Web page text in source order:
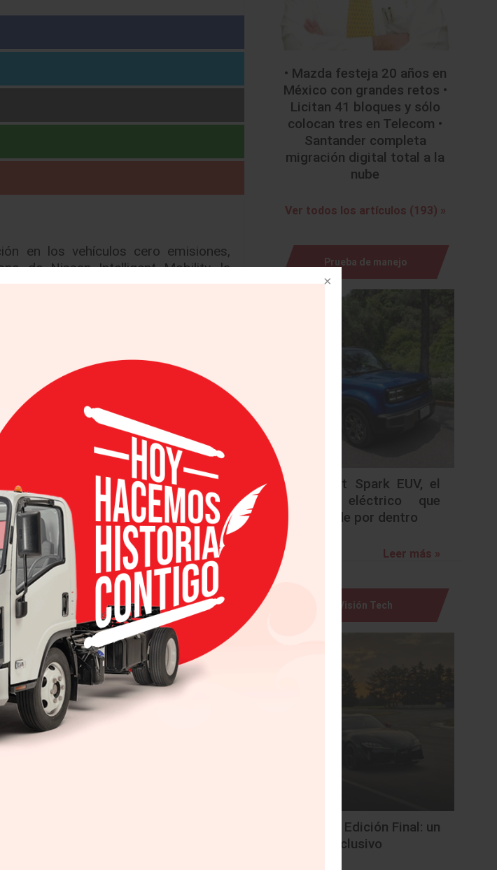
en los vehículos cero emisiones,
de Nissan Intelligent Mobility, la
de la conducción autónoma de la
Assist – manejo en un solo
solo pedal de manera totalmente
el estrés y aumentando la
en tráfico pesado, ya que ayuda a
en carretera, en un solo carril.
los cuales se pueden utilizar
una característica de conducción
que requiere que las manos del
que un radar frontal, sensores y un
en el centro del carril. También
así como cierta distancia del
alcance un nivel inferior a aquella
reduzca su velocidad hasta
curvas, ayudando al conductor a
diversas condiciones de tráfico. Sin
en la actualidad, ProPILOT Assist
en todo momento, aunque esta
la conducción.
de manejo, ya que permite
ajustando la presión que se
se aplican los frenos
hace un alto total.
regenerativos y de fricción se
Éste mantiene la posición,
el acelerador. La reacción de e-
al volante gracias a e-Pedal. Por
• Mazda festeja 20 años en
México con grandes retos •
Licitan 41 bloques y sólo
colocan tres en Telecom •
Santander completa
migración digital total a la
nube
Ver todos los artículos (193) »
Prueba de manejo
Chevrolet Spark EUV, el
urbano eléctrico que
sorprende por dentro
Leer más »
Visión Tech
BMW Z4 Edición Final: un
adiós exclusivo